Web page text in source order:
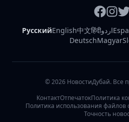
РусскийEnglish中文हिंदीاردو
DeutschMagyar
©2026 НовостиДубай. Все
КонтактОтпечатокПолитика
Политика использования файлов
Точность